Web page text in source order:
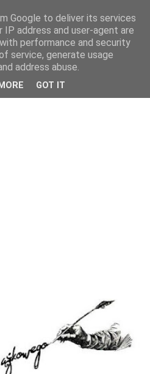
Google to deliver its services
IP address and user-agent are
performance and security
service, generate usage
address abuse.
GOT IT